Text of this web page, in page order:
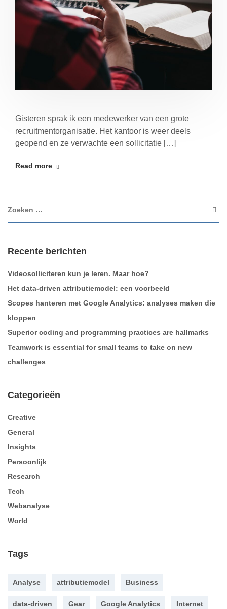
Gisteren sprak ik een medewerker van een grote
recruitmentorganisatie. Het kantoor is weer deels
geopend en ze verwachte een sollicitatie […]
Read more
Recente berichten
Videosolliciteren kun je leren. Maar hoe?
Het data-driven attributiemodel: een voorbeeld
Scopes hanteren met Google Analytics: analyses maken die
kloppen
Superior coding and programming practices are hallmarks
Teamwork is essential for small teams to take on new
challenges
Categorieën
Creative
General
Insights
Persoonlijk
Research
Tech
Webanalyse
World
Tags
Analyse attributiemodel Business
data-driven Gear Google Analytics Internet